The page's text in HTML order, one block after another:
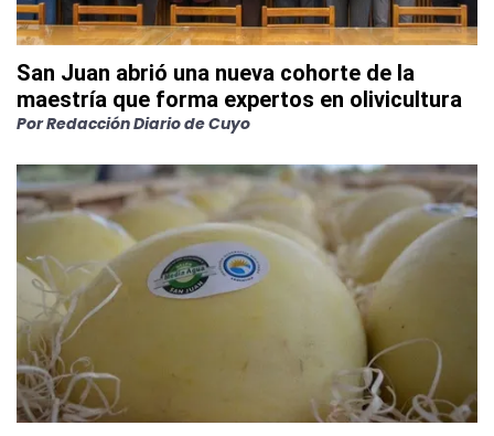
San Juan abrió una nueva cohorte de la
maestría que forma expertos en olivicultura
PorRedacción Diario de Cuyo